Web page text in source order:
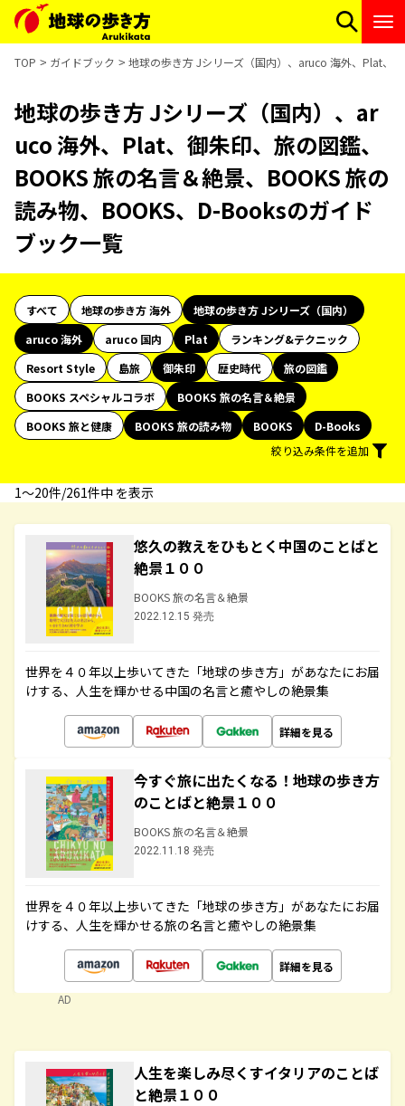
TOP ガイドブック 地球の歩き方 Jシリーズ（国内）、aruco 海外、Plat、
地球の歩き方 Jシリーズ（国内）、ar
uco 海外、Plat、御朱印、旅の図鑑、
BOOKS 旅の名言＆絶景、BOOKS 旅の
読み物、BOOKS、D-Booksのガイド
ブック一覧
すべて 地球の歩き方 海外
地球の歩き方 Jシリーズ（国内）
aruco 海外
aruco 国内 Plat
ランキング&テクニック
Resort Style
島旅 御朱印 歴史時代
旅の図鑑
BOOKS スペシャルコラボ
BOOKS 旅の名言＆絶景
BOOKS 旅と健康
BOOKS 旅の読み物 BOOKS
D-Books
絞り込み条件を追加
1〜20件/261件中 を表示
悠久の教えをひもとく中国のことばと
絶景１００
BOOKS 旅の名言＆絶景
2022.12.15 発売
世界を４０年以上歩いてきた「地球の歩き方」があなたにお届
けする、人生を輝かせる中国の名言と癒やしの絶景集
詳細を見る
今すぐ旅に出たくなる！地球の歩き方
のことばと絶景１００
BOOKS 旅の名言＆絶景
2022.11.18 発売
世界を４０年以上歩いてきた「地球の歩き方」があなたにお届
けする、人生を輝かせる旅の名言と癒やしの絶景集
詳細を見る
AD
人生を楽しみ尽くすイタリアのことば
と絶景１００